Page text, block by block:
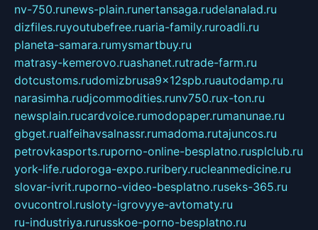
nv-750.runews-plain.runertansaga.rudelanalad.ru
dizfiles.ruyoutubefree.ruaria-family.ruroadli.ru
planeta-samara.rumysmartbuy.ru
matrasy-kemerovo.ruashanet.rutrade-farm.ru
dotcustoms.rudomizbrusa9x12spb.ruautodamp.ru
narasimha.rudjcommodities.runv750.rux-ton.ru
newsplain.rucardvoice.rumodopaper.rumanunae.ru
gbget.rualfeihavsalnassr.rumadoma.rutajuncos.ru
petrovkasports.ruporno-online-besplatno.rusplclub.ru
york-life.rudoroga-expo.ruribery.rucleanmedicine.ru
slovar-ivrit.ruporno-video-besplatno.ruseks-365.ru
ovucontrol.rusloty-igrovyye-avtomaty.ru
ru-industriya.rurusskoe-porno-besplatno.ru